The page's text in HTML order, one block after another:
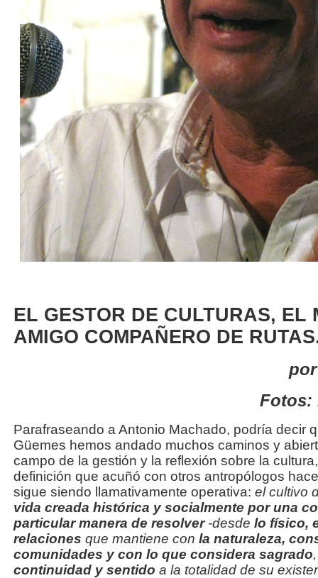
EL GESTOR DE CULTURAS, EL
AMIGO COMPAÑERO DE
Fotos:
Parafraseando a Antonio Machado, podría decir
Güemes hemos andado muchos caminos y
campo de la gestión y la reflexión sobre la
definición que acuñó con otros antropólogos
sigue siendo llamativamente operativa: el cultivo
vida creada histórica y socialmente por una
particular manera de resolver-desde lo físico,
relaciones que mantiene con la naturaleza,
comunidades y con lo que considera sagrado
continuidad y sentido a la totalidad de su